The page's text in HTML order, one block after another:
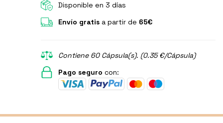
Disponible en 3 días
Envío gratisa partir de 65€
Contiene 60 Cápsula(s). (0.35 €/Cápsula)
Pago seguro con: